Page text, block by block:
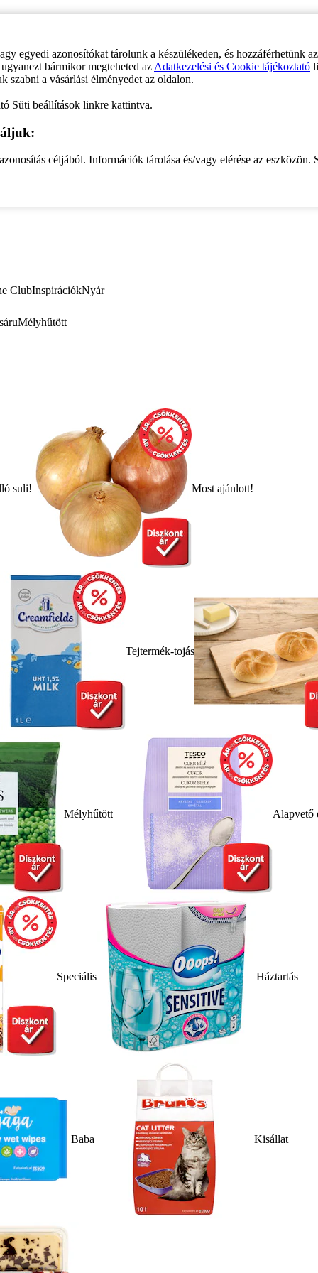
egyedi azonosítókat tárolunk a készülékeden, és hozzáférhetünk
bármikor megteheted az Adatkezelési és Cookie tájékoztató
szabni a vásárlási élményedet az oldalon.
Süti beállítások linkre kattintva.
céljából. Információk tárolása és/vagy elérése az eszközön.
ClubInspirációkNyár
Mélyhűtött
suli! Most ajánlott!
Tejtermék-tojás
Mélyhűtött Alapvető
Speciális Háztartás
Baba Kisállat